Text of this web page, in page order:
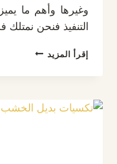
وغيرها وأهم ما
التنفيذ فنحن
إقرأ المزيد ديكور
كيرف
ت: